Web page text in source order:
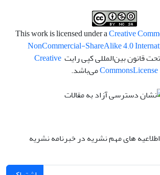
Creative
NonCommercial-ShareAlike 4.0
قانون بین‌المللی کپی رایتCreative
CommonsLicense می‌باشد.
های مهم نشریه در خبرنامه نشریه